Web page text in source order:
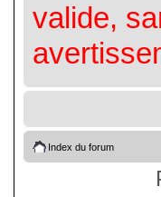
valide,
Index du forum